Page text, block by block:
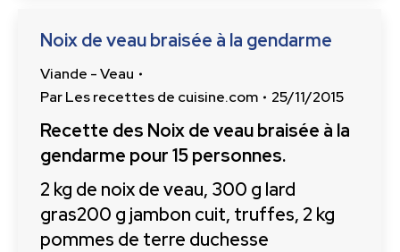
Noix de veau braisée à la gendarme
Viande - Veau
ParLes recettes de cuisine.com 25/11/2015
Recette des Noix de veau braisée à la
gendarme pour 15 personnes.
2 kg de noix de veau, 300 g lard
gras200 g jambon cuit, truffes, 2 kg
pommes de terre duchesse